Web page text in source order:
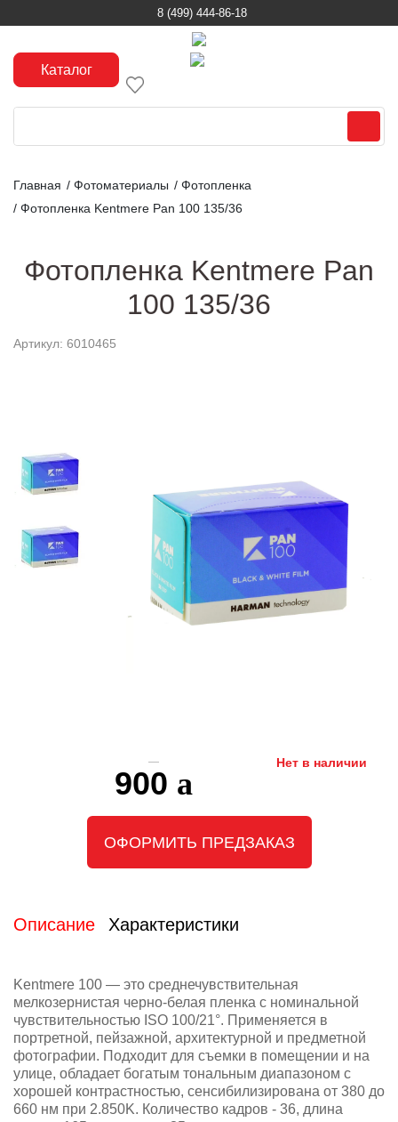
8 (499) 444-86-18
Каталог
Главная / Фотоматериалы / Фотопленка
/ Фотопленка Kentmere Pan 100 135/36
Фотопленка Kentmere Pan
100 135/36
Артикул: 6010465
Нет в наличии
900
ОФОРМИТЬ ПРЕДЗАКАЗ
Описание Характеристики
Kentmere 100 — это среднечувствительная
мелкозернистая черно-белая пленка с номинальной
чувствительностью ISO 100/21°. Применяется в
портретной, пейзажной, архитектурной и предметной
фотографии. Подходит для съемки в помещении и на
улице, обладает богатым тональным диапазоном с
хорошей контрастностью, сенсибилизирована от 380 до
660 нм при 2.850K. Количество кадров - 36, длина